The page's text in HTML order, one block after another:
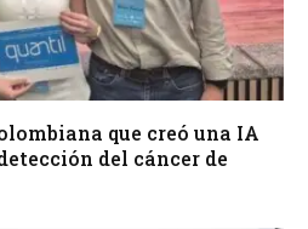
que creó una IA
del cáncer de